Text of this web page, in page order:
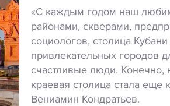
«С каждым годом наш
районами, скверами,
социологов, столица
привлекательных городов
счастливые люди. Конечно,
краевая столица стала еще
Вениамин Кондратьев.